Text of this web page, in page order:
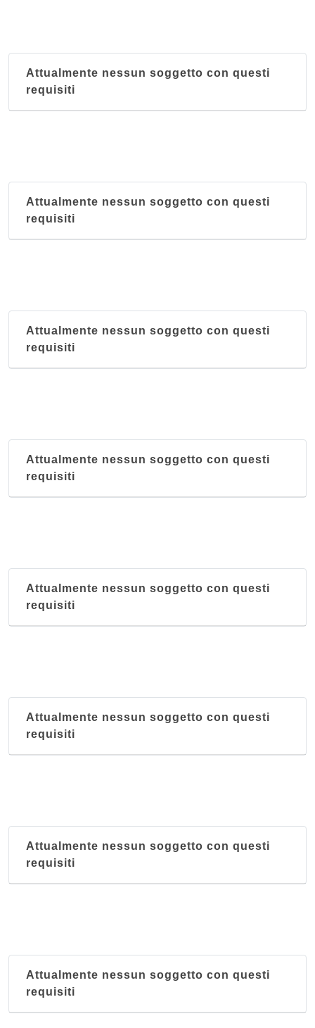
Attualmente nessun soggetto con questi
requisiti
Attualmente nessun soggetto con questi
requisiti
Attualmente nessun soggetto con questi
requisiti
Attualmente nessun soggetto con questi
requisiti
Attualmente nessun soggetto con questi
requisiti
Attualmente nessun soggetto con questi
requisiti
Attualmente nessun soggetto con questi
requisiti
Attualmente nessun soggetto con questi
requisiti